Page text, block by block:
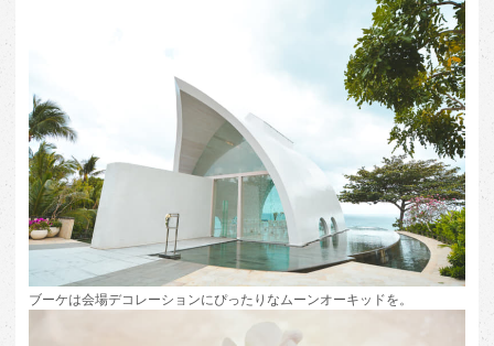
ブーケは会場デコレーションにぴったりなムーンオーキッドを。